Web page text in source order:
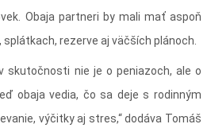
Obaja partneri by mali mať aspoň
rezerve aj väčších plánoch.
skutočnosti nie je o peniazoch, ale o
obaja vedia, čo sa deje s rodinným
výčitky aj stres,“ dodáva Tomáš